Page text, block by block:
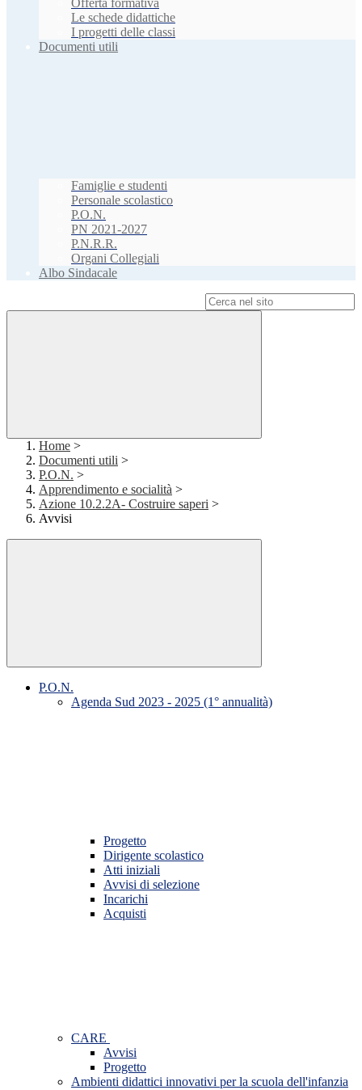
Offerta formativa
Le schede didattiche
I progetti delle classi
Documenti utili
Famiglie e studenti
Personale scolastico
P.O.N.
PN 2021-2027
P.N.R.R.
Organi Collegiali
Albo Sindacale
Home >
Documenti utili >
P.O.N. >
Apprendimento e socialità >
Azione 10.2.2A- Costruire saperi >
Avvisi
P.O.N.
Agenda Sud 2023 - 2025 (1° annualità)
Progetto
Dirigente scolastico
Atti iniziali
Avvisi di selezione
Incarichi
Acquisti
CARE
Avvisi
Progetto
Ambienti didattici innovativi per la scuola dell'infanzia